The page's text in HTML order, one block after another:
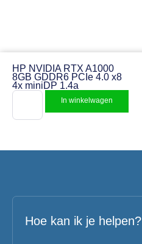
HP NVIDIA RTX A1000
8GB GDDR6 PCIe 4.0 x8
4x miniDP 1.4a
In winkelwagen
Hoe kan ik je helpen?